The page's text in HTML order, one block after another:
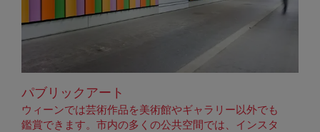
パブリックアート
ウィーンでは芸術作品を美術館やギャラリー以外でも
鑑賞できます。市内の多くの公共空間では、インスタ